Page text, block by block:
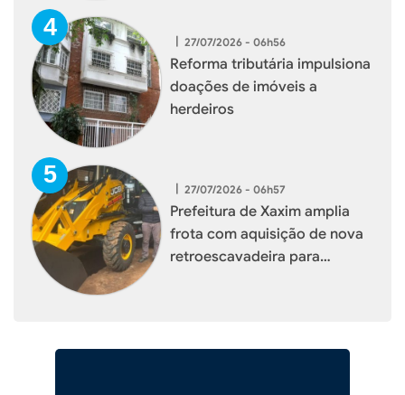
| 27/07/2026 - 06h56
Reforma tributária impulsiona
doações de imóveis a
herdeiros
| 27/07/2026 - 06h57
Prefeitura de Xaxim amplia
frota com aquisição de nova
retroescavadeira para